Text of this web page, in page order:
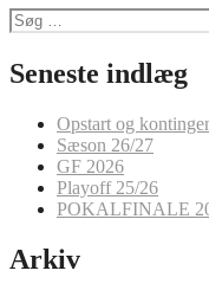
Søg
efter:
Seneste indlæg
Opstart og
Sæson 26/27
GF 2026
Playoff 25/26
POKALFINALE
Arkiv